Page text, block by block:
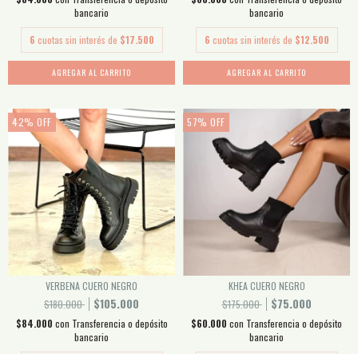
bancario
6 cuotas sin interés de $17.500
AGREGAR AL CARRITO
bancario
6 cuotas sin interés de $12.500
AGREGAR AL CARRITO
42% OFF
VERBENA CUERO NEGRO
$180.000
$105.000
$84.000 con Transferencia o depósito
bancario
57% OFF
KHEA CUERO NEGRO
$175.000
$75.000
$60.000 con Transferencia o depósito
bancario